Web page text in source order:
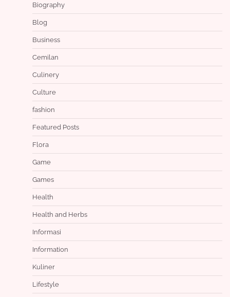
Biography
Blog
Business
Cemilan
Culinery
Culture
fashion
Featured Posts
Flora
Game
Games
Health
Health and Herbs
Informasi
Information
Kuliner
Lifestyle